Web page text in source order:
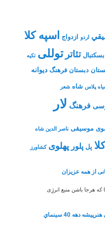
اردو ازدواج اسپه کلا
بسکتبال تئاتر توللی تکیه
دبستان فرهنگ دیوانه
پلاس شاه شعر
فرهنگ لار
موسیقی ناصر الدین شاه
پل پلور پهلوی کشاورز
از همه عزیزان
هرجا باشن منبع انرژِی
حسن غفاري ايرائي هنرپيشه دهه 40 سينماي